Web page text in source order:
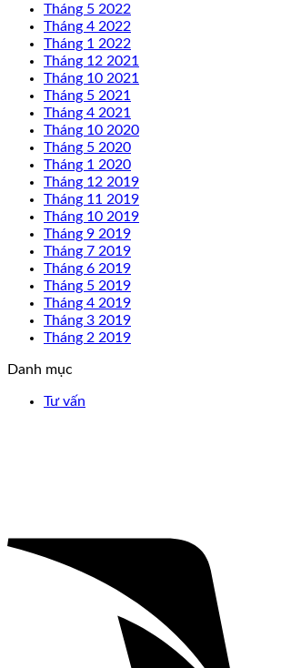
Tháng 5 2022
Tháng 4 2022
Tháng 1 2022
Tháng 12 2021
Tháng 10 2021
Tháng 5 2021
Tháng 4 2021
Tháng 10 2020
Tháng 5 2020
Tháng 1 2020
Tháng 12 2019
Tháng 11 2019
Tháng 10 2019
Tháng 9 2019
Tháng 7 2019
Tháng 6 2019
Tháng 5 2019
Tháng 4 2019
Tháng 3 2019
Tháng 2 2019
Danh mục
Tư vấn